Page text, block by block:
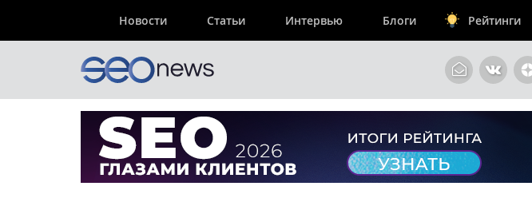
Новости Статьи Интервью Блоги Рейтинги